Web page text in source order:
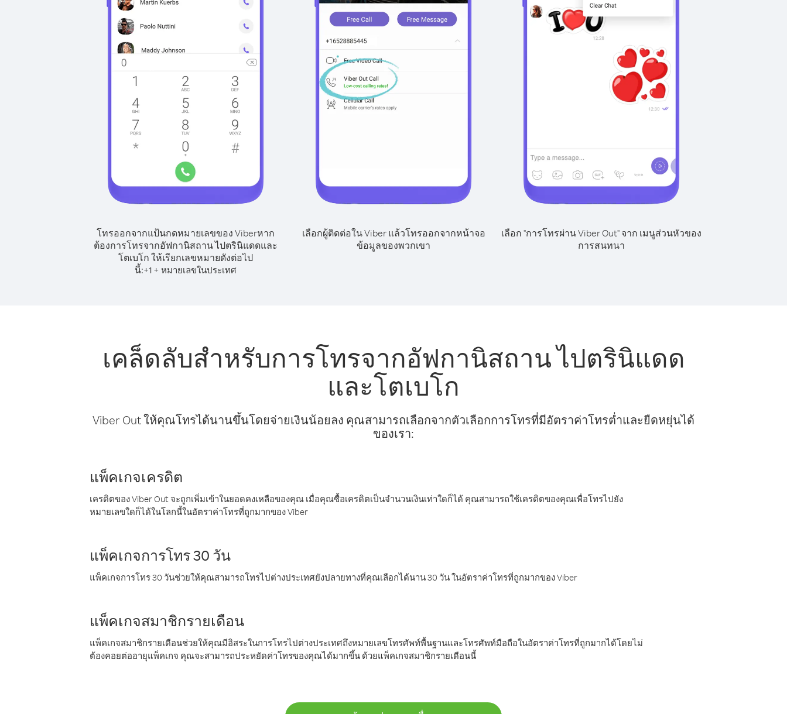
โทรออกจากแป้นกดหมายเลขของ Viberหาก
ต้องการโทรจากอัฟกานิสถาน ไปตรินิแดดและ
โตเบโก ให้เรียกเลขหมายดังต่อไป
นี้:+1 + หมายเลขในประเทศ
เลือกผู้ติดต่อใน Viber แล้วโทรออกจากหน้าจอ
ข้อมูลของพวกเขา
เลือก "การโทรผ่าน Viber Out" จาก เมนูส่วนหัวของ
การสนทนา
เคล็ดลับสำหรับการโทรจากอัฟกานิสถาน ไปตรินิแดด
และโตเบโก
Viber Out ให้คุณโทรได้นานขึ้นโดยจ่ายเงินน้อยลง คุณสามารถเลือกจากตัวเลือกการโทรที่มีอัตราค่าโทรต่ำและยืดหยุ่นได้
ของเรา:
แพ็คเกจเครดิต
เครดิตของ Viber Out จะถูกเพิ่มเข้าในยอดคงเหลือของคุณ เมื่อคุณซื้อเครดิตเป็นจำนวนเงินเท่าใดก็ได้ คุณสามารถใช้เครดิตของคุณเพื่อโทรไปยัง
หมายเลขใดก็ได้ในโลกนี้ในอัตราค่าโทรที่ถูกมากของ Viber
แพ็คเกจการโทร 30 วัน
แพ็คเกจการโทร 30 วันช่วยให้คุณสามารถโทรไปต่างประเทศยังปลายทางที่คุณเลือกได้นาน 30 วัน ในอัตราค่าโทรที่ถูกมากของ Viber
แพ็คเกจสมาชิกรายเดือน
แพ็คเกจสมาชิกรายเดือนช่วยให้คุณมีอิสระในการโทรไปต่างประเทศถึงหมายเลขโทรศัพท์พื้นฐานและโทรศัพท์มือถือในอัตราค่าโทรที่ถูกมากได้โดยไม่
ต้องคอยต่ออายุแพ็คเกจ คุณจะสามารถประหยัดค่าโทรของคุณได้มากขึ้น ด้วยแพ็คเกจสมาชิกรายเดือนนี้